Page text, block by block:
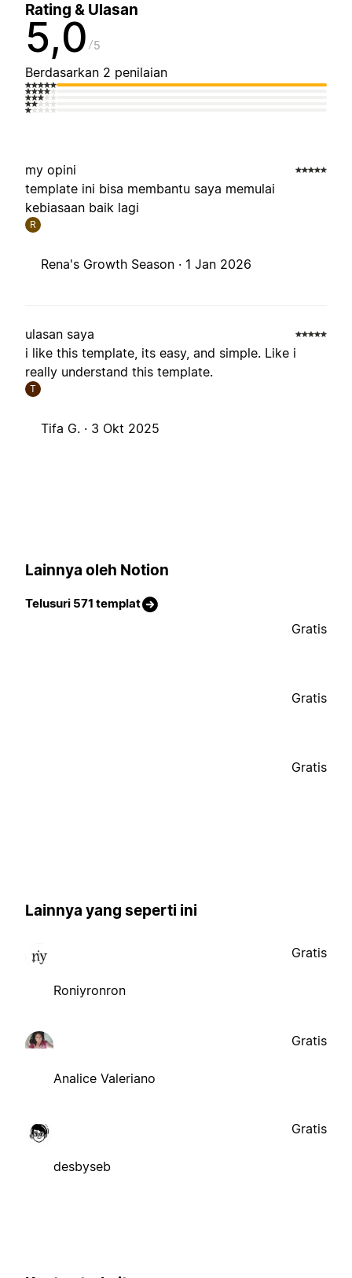
Rating & Ulasan
5,0 5
Berdasarkan 2 penilaian
my opini
template ini bisa membantu saya memulai
kebiasaan baik lagi
R
Rena's Growth Season · 1 Jan 2026
ulasan saya
i like this template, its easy, and simple. Like i
really understand this template.
T
Tifa G. · 3 Okt 2025
Lainnya oleh Notion
Telusuri 571 templat
Gratis
Gratis
Gratis
Lainnya yang seperti ini
Roniyronron
Gratis
Analice Valeriano
Gratis
desbyseb
Gratis